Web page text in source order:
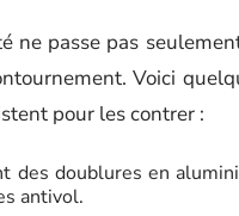
ne passe pas
Voici
pour les contrer :
des doublures en
antivol.